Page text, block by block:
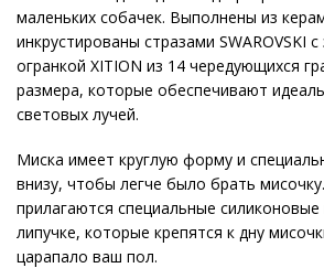
маленьких собачек. Выполнены из
инкрустированы стразами SWAROVSKI
огранкой XITION из 14 чередующихся
размера, которые обеспечивают
световых лучей.
Миска имеет круглую форму и
внизу, чтобы легче было брать
прилагаются специальные
липучке, которые крепятся к дну
царапало ваш пол.